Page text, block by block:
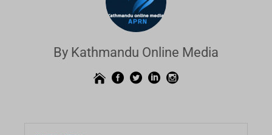
By Kathmandu Online Media